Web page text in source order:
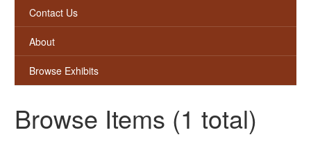
Contact Us
About
Browse Exhibits
Browse Items (1 total)